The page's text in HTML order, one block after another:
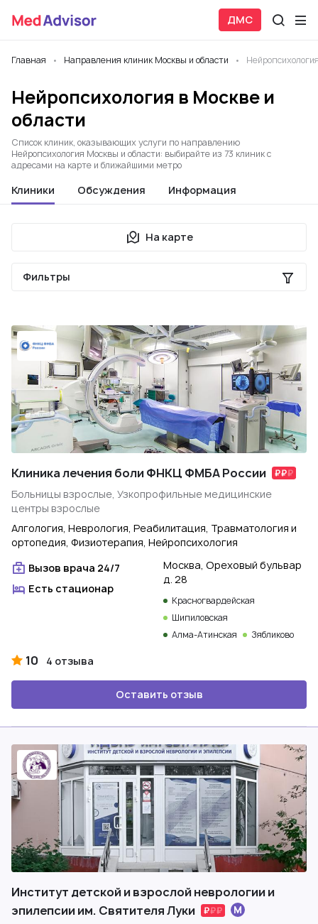
ДМС
Главная Направления клиник Москвы и области
Нейропсихология в Москве и
области
Список клиник, оказывающих услуги по направлению
Нейропсихология Москвы и области: выбирайте из 73 клиник с
адресами на карте и ближайшими метро
Клиники Обсуждения Информация
На карте
Фильтры
Клиника лечения боли ФНКЦ ФМБА России
Больницы взрослые, Узкопрофильные медицинские
центры взрослые
Алгология, Неврология, Реабилитация, Травматология и
ортопедия, Физиотерапия, Нейропсихология
Вызов врача 24/7
Есть стационар
Москва, Ореховый бульвар
д. 28
Красногвардейская
Шипиловская
Алма-Атинская
Зябликово
10 4 отзыва
Оставить отзыв
Институт детской и взрослой неврологии и
эпилепсии им. Святителя Луки